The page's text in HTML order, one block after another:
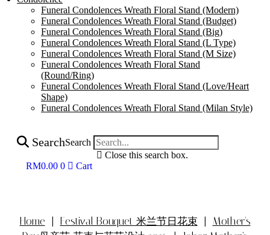
Funeral Condolences Wreath Floral Stand (Modern)
Funeral Condolences Wreath Floral Stand (Budget)
Funeral Condolences Wreath Floral Stand (Big)
Funeral Condolences Wreath Floral Stand (L Type)
Funeral Condolences Wreath Floral Stand (M Size)
Funeral Condolences Wreath Floral Stand
(Round/Ring)
Funeral Condolences Wreath Floral Stand (Love/Heart
Shape)
Funeral Condolences Wreath Floral Stand (Milan Style)
SearchSearch
Close this search box.
RM0.00 0 Cart
Home Festival Bouquet 米兰节日花束
Mother's